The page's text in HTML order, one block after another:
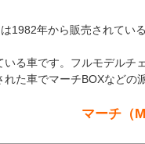
1982年から販売されている
いる車です。フルモデルチ
た車でマーチBOXなどの
マーチ（